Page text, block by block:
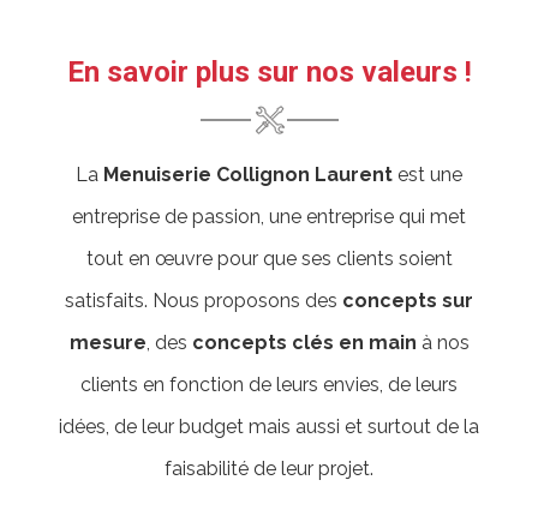
En savoir plus sur nos valeurs !
La Menuiserie Collignon Laurent est une
entreprise de passion, une entreprise qui met
tout en œuvre pour que ses clients soient
satisfaits. Nous proposons des concepts sur
mesure, des concepts clés en main à nos
clients en fonction de leurs envies, de leurs
idées, de leur budget mais aussi et surtout de la
faisabilité de leur projet.